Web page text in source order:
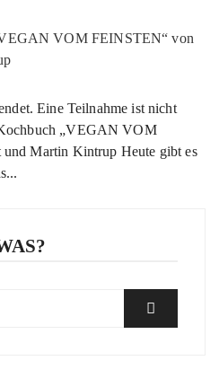
„VEGAN VOM
Martin Kintrup Heute gibt es